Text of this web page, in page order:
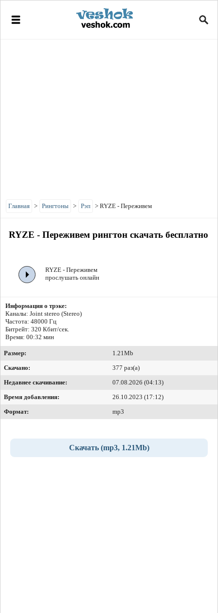
Главная > Рингтоны > Рэп > RYZE - Переживем
RYZE - Переживем рингтон скачать бесплатно
RYZE - Переживем
прослушать онлайн
Информация о трэке:
Каналы: Joint stereo (Stereo)
Частота: 48000 Гц
Битрейт: 320 Кбит/сек.
Время: 00:32 мин
Размер:
1.21Mb
Скачано:
377 раз(а)
Недавнее скачивание:
07.08.2026 (04:13)
Время добавления:
26.10.2023 (17:12)
Формат:
mp3
Скачать (mp3, 1.21Mb)